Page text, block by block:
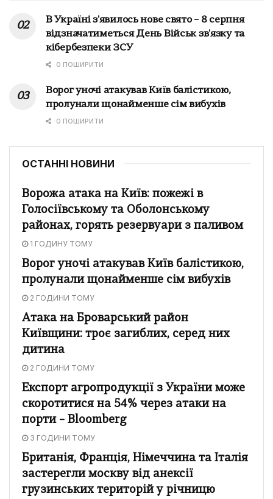
В Україні з'явилось нове свято – 8 серпня
відзначатиметься День Військ зв'язку та
кібербезпеки ЗСУ
0 ПОШИРИТИ
Ворог уночі атакував Київ балістикою,
пролунали щонайменше сім вибухів
0 ПОШИРИТИ
ОСТАННІ НОВИНИ
Ворожа атака на Київ: пожежі в
Голосіївському та Оболонському
районах, горять резервуари з паливом
1 ГОДИНУ ТОМУ
Ворог уночі атакував Київ балістикою,
пролунали щонайменше сім вибухів
2 ГОДИНИ ТОМУ
Атака на Броварський район
Київщини: троє загиблих, серед них
дитина
2 ГОДИНИ ТОМУ
Експорт агропродукції з України може
скоротитися на 54% через атаки на
порти – Bloomberg
3 ГОДИНИ ТОМУ
Британія, Франція, Німеччина та Італія
застерегли москву від анексії
грузинських територій у річницю